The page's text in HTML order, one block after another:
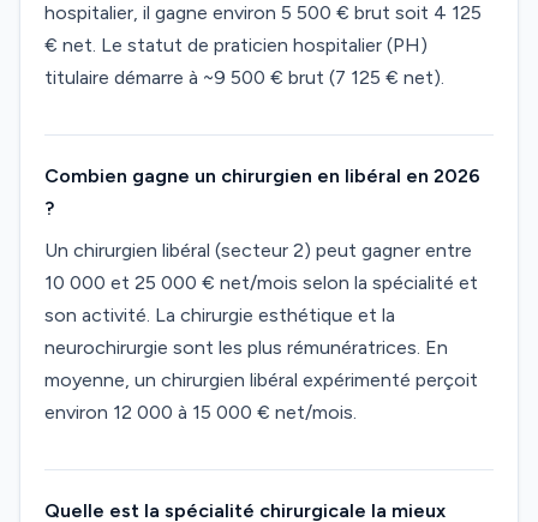
hospitalier, il gagne environ 5 500 € brut soit 4 125
€ net. Le statut de praticien hospitalier (PH)
titulaire démarre à ~9 500 € brut (7 125 € net).
Combien gagne un chirurgien en libéral en 2026
?
Un chirurgien libéral (secteur 2) peut gagner entre
10 000 et 25 000 € net/mois selon la spécialité et
son activité. La chirurgie esthétique et la
neurochirurgie sont les plus rémunératrices. En
moyenne, un chirurgien libéral expérimenté perçoit
environ 12 000 à 15 000 € net/mois.
Quelle est la spécialité chirurgicale la mieux